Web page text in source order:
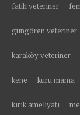
fatih veteriner
güngören veteriner
karaköy veteriner
kene kuru mama
kırık ameliyatı